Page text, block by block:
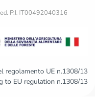
P.I. IT00492040316
regolamento UE n.1308/13
to EU regulation n.1308/13